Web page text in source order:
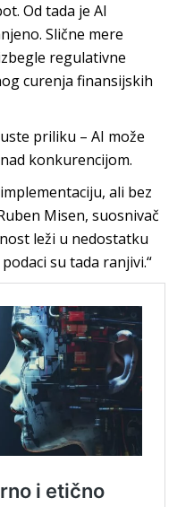
Od tada je AI
Slične mere
regulativne
curenja finansijskih
priliku – AI može
konkurencijom.
ali bez
Misen, suosnivač
leži u nedostatku
su tada ranjivi.“